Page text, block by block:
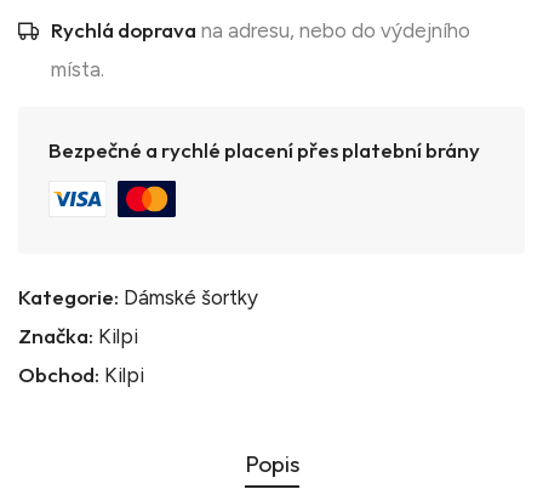
Rychlá doprava na adresu, nebo do výdejního
místa.
Bezpečné a rychlé placení přes platební brány
Kategorie: Dámské šortky
Značka: Kilpi
Obchod: Kilpi
Popis